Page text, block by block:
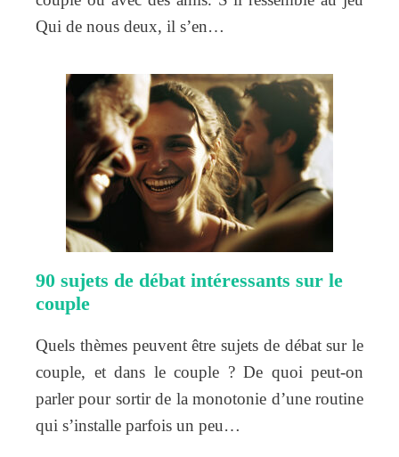
Qui de nous deux, il s’en…
90 sujets de débat intéressants sur le
couple
Quels thèmes peuvent être sujets de débat sur le
couple, et dans le couple ? De quoi peut-on
parler pour sortir de la monotonie d’une routine
qui s’installe parfois un peu…